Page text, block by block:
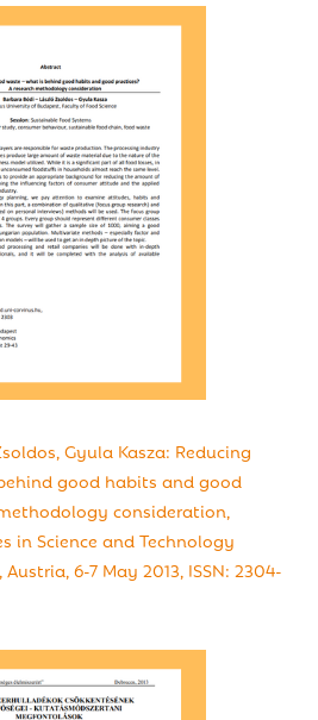
Gyula Kasza: Reducing
good habits and good
consideration,
in Science and Technology
Austria, 6-7 May 2013, ISSN: 2304-